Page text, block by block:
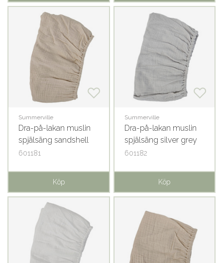
Summerville
Dra-på-lakan muslin
spjälsäng sandshell
GOTS
601181
Köp
Summerville
Dra-på-lakan muslin
spjälsäng silver grey
GOTS
601182
Köp